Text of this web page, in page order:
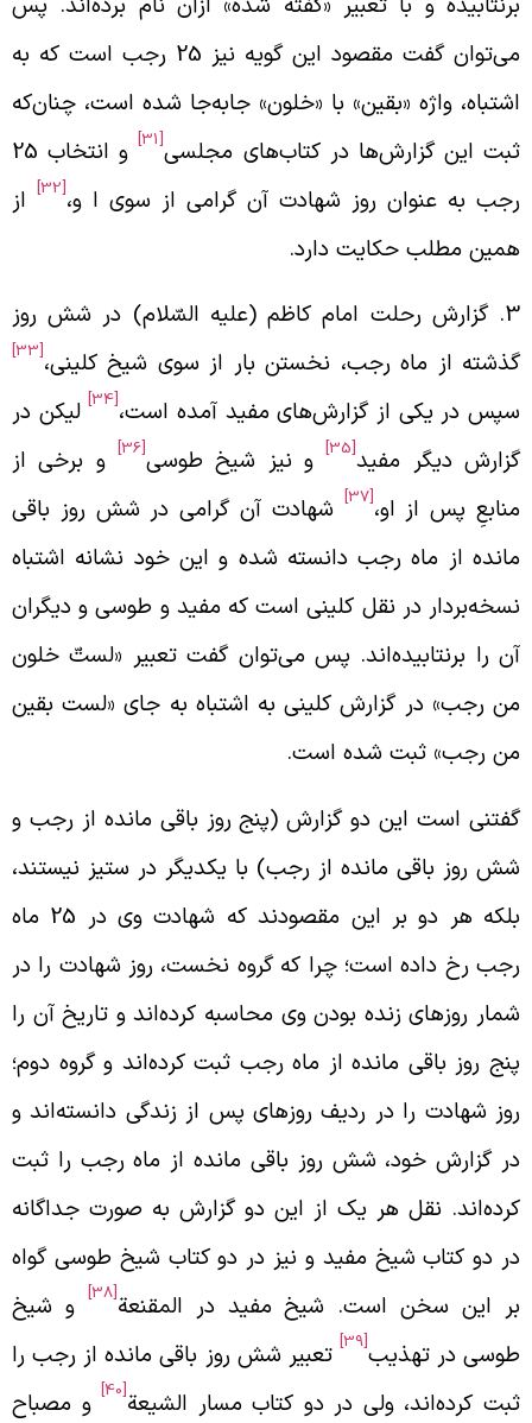
می‌توان گفت مقصود این گویه نیز 25 رجب است که به
واژه «بقین» با «خلون» جابه‌جا شده است، چنان‌که
این گزارش‌ها در کتاب‌های مجلسی
و انتخاب 25
به عنوان روز شهادت آن گرامی از سوی ا و،
از
مطلب حکایت دارد.
3.‌ گزارش رحلت امام کاظم (علیه السّلام) در شش روز
از ماه رجب، نخستن بار از سوی شیخ کلینی،
در یکی از گزارش‌های مفید آمده است،
لیکن در
دیگر مفید
و نیز شیخ طوسی
و برخی از
پس از او،
شهادت آن گرامی در شش روز باقی
از ماه رجب دانسته شده و این خود نشانه اشتباه
در نقل کلینی است که مفید و طوسی و دیگران
را برنتابیده‌اند. پس می‌توان گفت تعبیر «لستّ خلون
رجب» در گزارش کلینی به اشتباه به جای «لست بقین
رجب» ثبت شده است.
است این دو گزارش (پنج روز باقی مانده از رجب و
روز باقی مانده از رجب) با یکدیگر در ستیز نیستند،
بلکه هر دو بر این مقصودند که شهادت وی در 25 ماه
رخ داده است؛ چرا که گروه نخست، روز شهادت را در
روزهای زنده بودن وی محاسبه کرده‌اند و تاریخ آن را
روز باقی مانده از ماه رجب ثبت کرده‌اند و گروه دوم؛
شهادت را در ردیف روزهای پس از زندگی دانسته‌اند و
گزارش خود، شش روز باقی مانده از ماه رجب را ثبت
نقل هر یک از این دو گزارش به صورت جداگانه
دو کتاب شیخ مفید و نیز در دو کتاب شیخ طوسی گواه
این سخن است. شیخ مفید در المقنعة
و شیخ
در تهذیب
تعبیر شش روز باقی مانده از رجب را
کرده‌اند، ولی در دو کتاب مسار الشیعة
و مصباح